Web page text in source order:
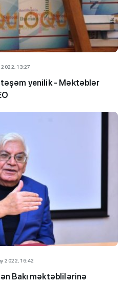
2022, 13:27
yenilik - Məktəblər
2022, 16:42
Bakı məktəblilərinə